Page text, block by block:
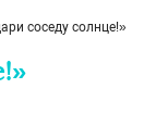
соседу солнце!»